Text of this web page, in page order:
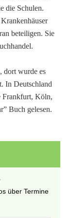
die Schulen.
beteiligen. Sie
dort wurde es
In Deutschland
Frankfurt, Köln,
Buch gelesen.
über Termine